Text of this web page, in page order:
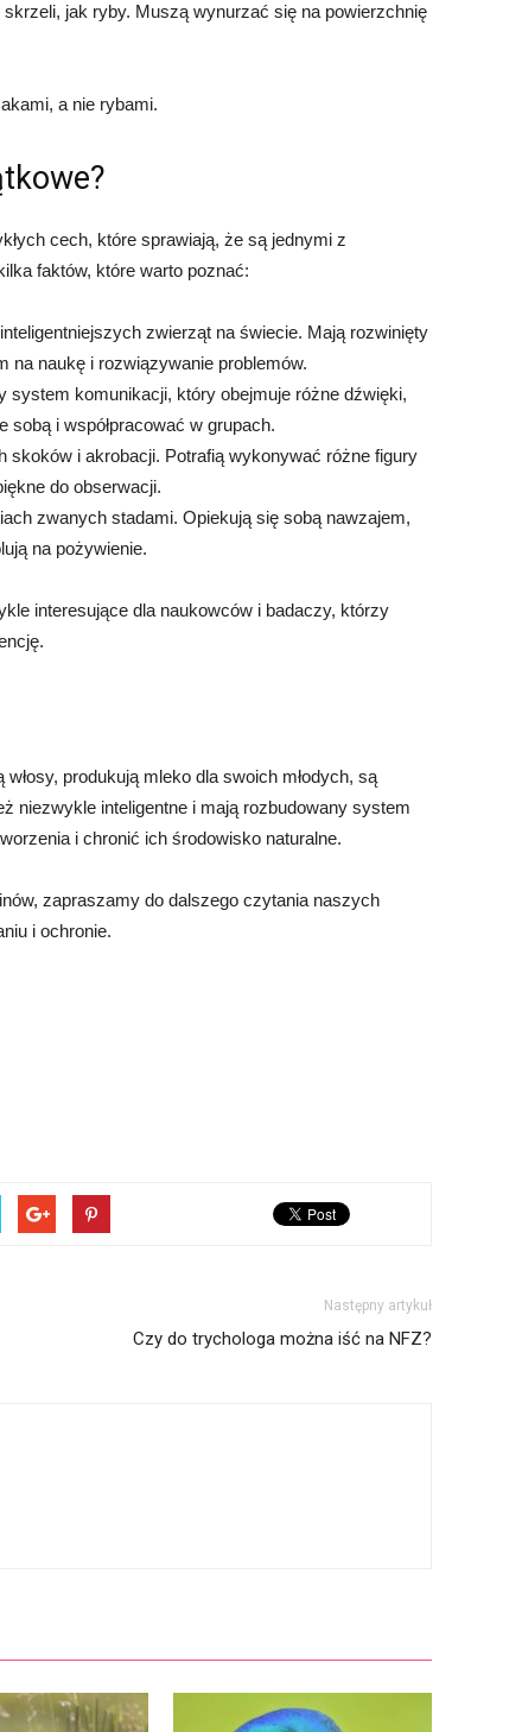
skrzeli, jak ryby. Muszą wynurzać się na powierzchnię
a nie rybami.
cech, które sprawiają, że są jednymi z
faktów, które warto poznać:
zwierząt na świecie. Mają rozwinięty
na naukę i rozwiązywanie problemów.
system komunikacji, który obejmuje różne dźwięki,
sobą i współpracować w grupach.
skoków i akrobacji. Potrafią wykonywać różne figury
do obserwacji.
zwanych stadami. Opiekują się sobą nawzajem,
na pożywienie.
interesujące dla naukowców i badaczy, którzy
produkują mleko dla swoich młodych, są
niezwykle inteligentne i mają rozbudowany system
i chronić ich środowisko naturalne.
zapraszamy do dalszego czytania naszych
i ochronie.
Następny artykuł
Czy do trychologa można iść na NFZ?